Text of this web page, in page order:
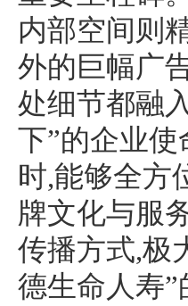
内部空间则
外的巨幅广
处细节都融
下”的企业
时,能够全方
牌文化与服
传播方式,极
德生命人寿